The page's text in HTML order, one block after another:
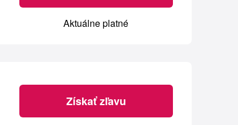
Aktuálne platné
Získať zľavu